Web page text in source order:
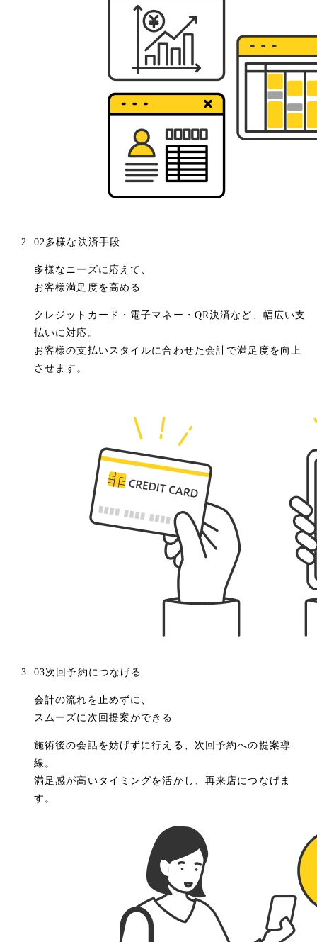
02 多様な決済手段
多様なニーズに応えて、
お客様満足度を高める
クレジットカード・電子マネー・QR決済など、幅広い支
払いに対応。
お客様の支払いスタイルに合わせた会計で満足度を向上
させます。
03次回予約につなげる
会計の流れを止めずに、
スムーズに次回提案ができる
施術後の会話を妨げずに行える、次回予約への提案導
線。
満足感が高いタイミングを活かし、再来店につなげま
す。